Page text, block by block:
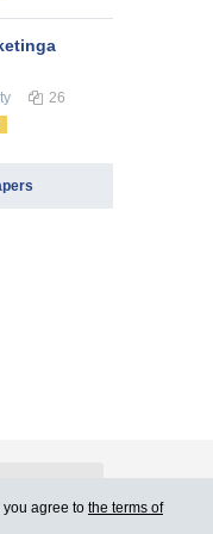
26
you agree to the terms of